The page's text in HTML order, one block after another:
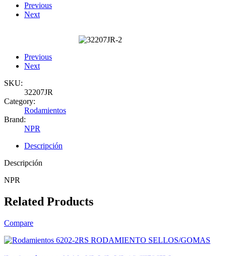
Previous
Next
Previous
Next
SKU:
32207JR
Category:
Rodamientos
Brand:
NPR
Descripción
Descripción
NPR
Related Products
Compare